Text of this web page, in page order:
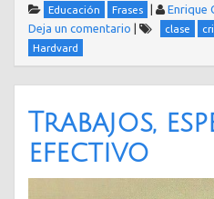
Educación Frases | Enrique
Deja un comentario | clase
Hardvard
Trabajos,
efectivo